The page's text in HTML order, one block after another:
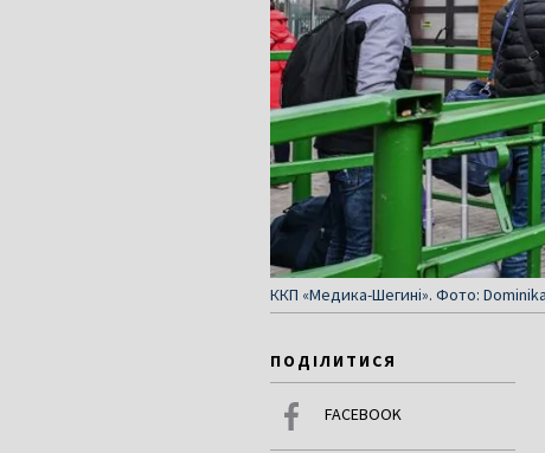
ККП «Медика-Шегині». Фото:
ПОДІЛИТИСЯ
FACEBOOK